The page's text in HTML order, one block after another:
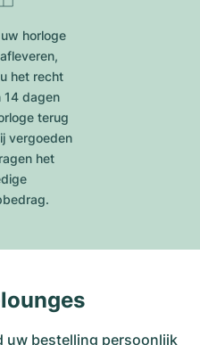
horloge
het recht
14 dagen
terug
vergoeden
het
uw bestelling persoonlijk